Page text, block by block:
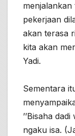
menjalankan
pekerjaan
akan terasa
kita akan
Yadi.
Sementara
’’Bisaha
ngaku isa.